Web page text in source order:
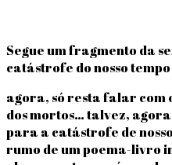
Segue um fragmento da
catástrofe do nosso
agora, só resta falar com
dos mortos… talvez,
para a catástrofe de
rumo de um poema-livro